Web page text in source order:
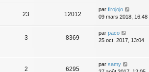
23 12012
par firojojo
09 mars 2018, 16:48
3 8369
par paco
25 oct. 2017, 13:04
2 6295
par samy